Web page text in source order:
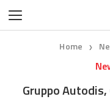
Home ❯
Gruppo